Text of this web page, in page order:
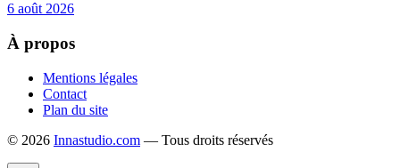
6 août 2026
À propos
Mentions légales
Contact
Plan du site
© 2026 Innastudio.com — Tous droits réservés